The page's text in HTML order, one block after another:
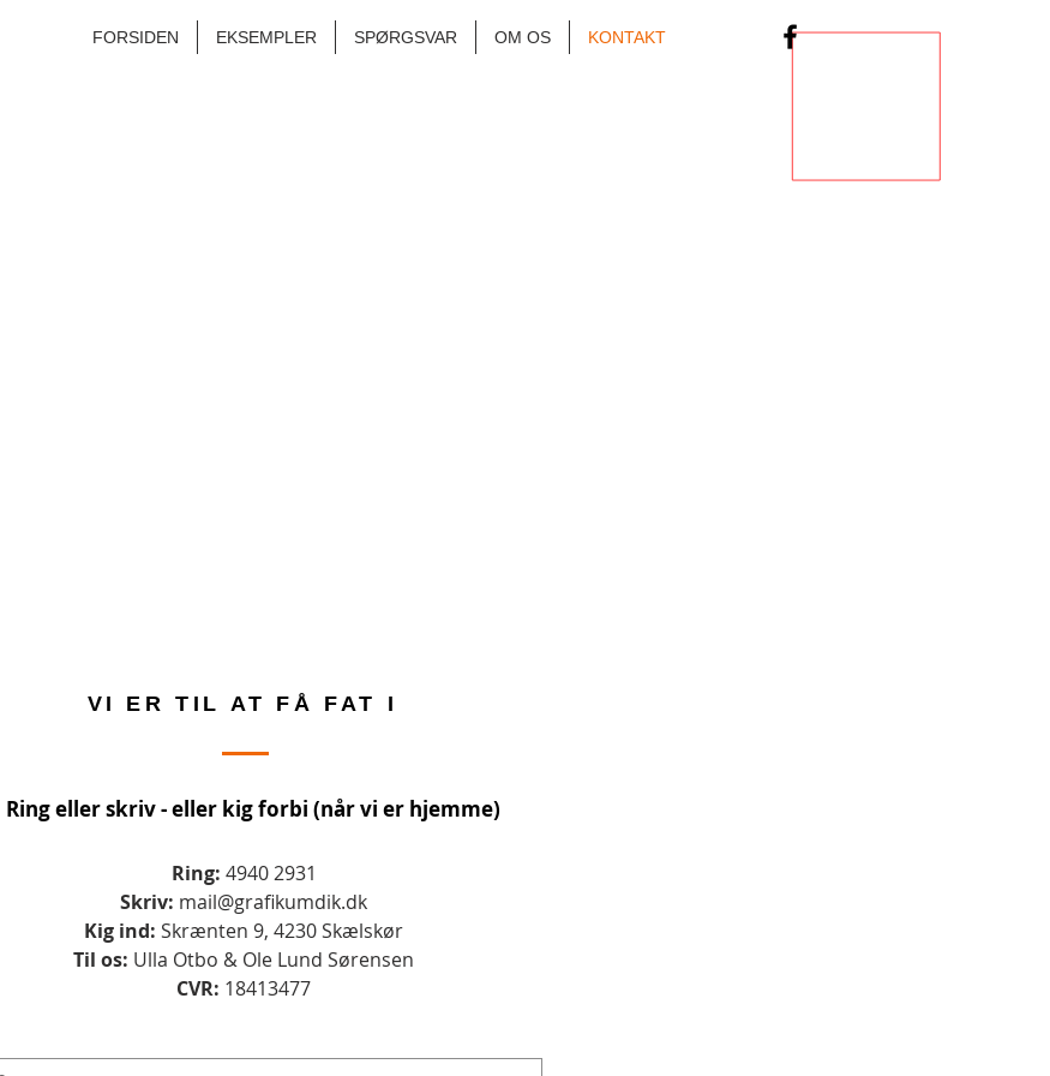
FORSIDEN EKSEMPLER SPØRGSVAR OM OS KONTAKT
VI ER TIL AT FÅ FAT I
Ring eller skriv - eller kig forbi (når vi er hjemme)
Ring: 4940 2931
Skriv: mail@grafikumdik.dk
Kig ind: Skrænten 9, 4230 Skælskør
Til os: Ulla Otbo & Ole Lund Sørensen
CVR: 18413477